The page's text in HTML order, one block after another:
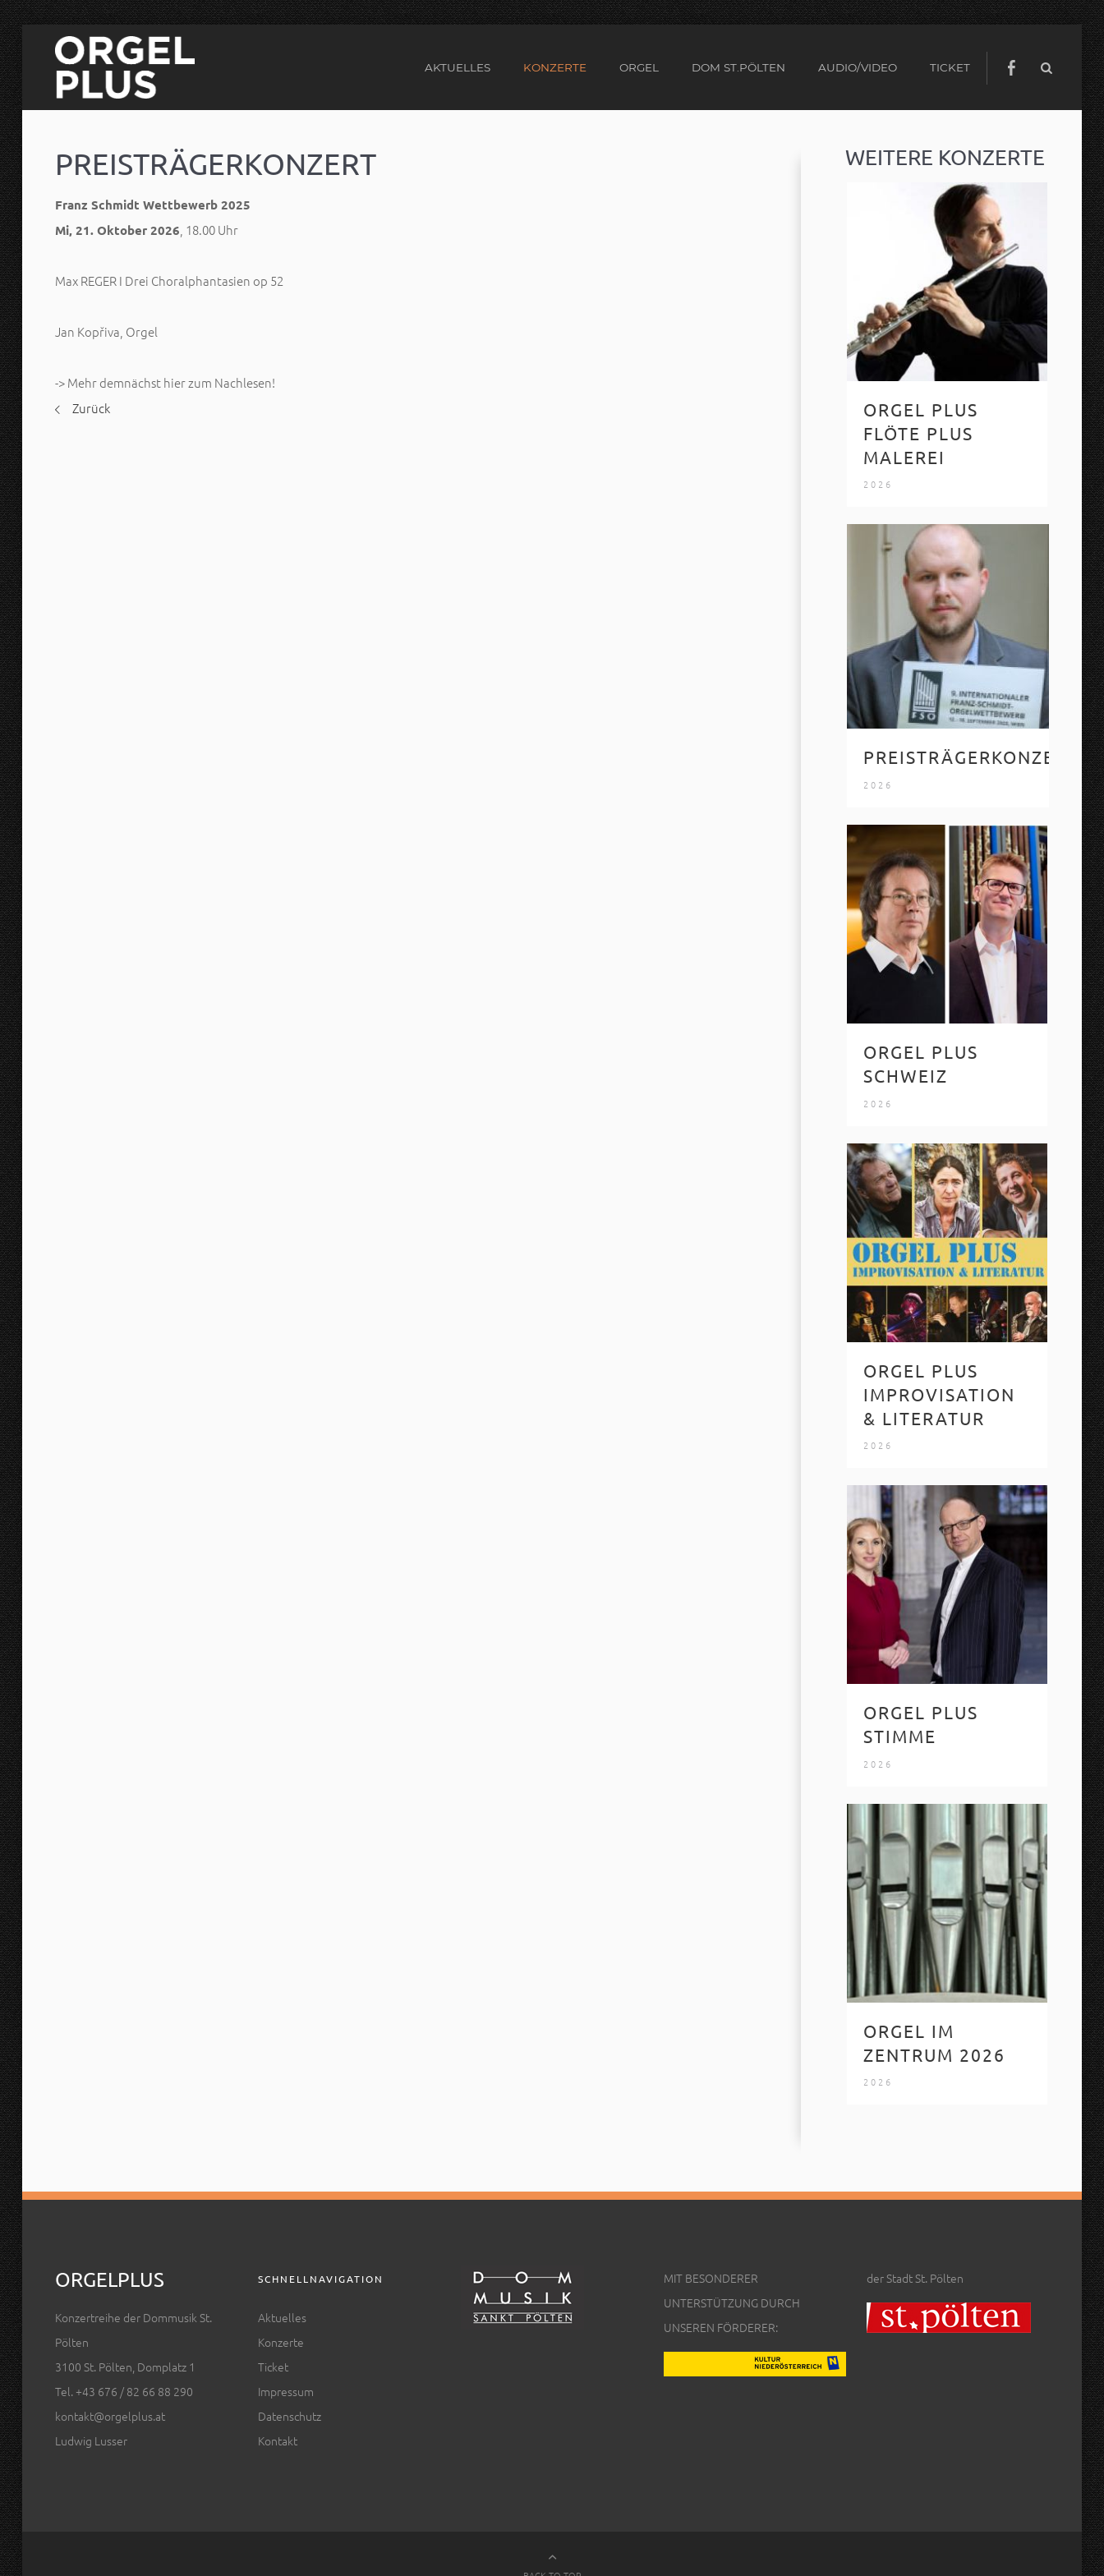
AKTUELLES KONZERTE ORGEL DOM ST.PÖLTEN AUDIO/VIDEO TICKET
PREISTRÄGERKONZERT
Franz Schmidt Wettbewerb 2025
Mi, 21. Oktober 2026 , 18.00 Uhr
Max REGER I Drei Choralphantasien op 52
Jan Kopřiva, Orgel
-> Mehr demnächst hier zum Nachlesen!
Zurück
WEITERE KONZERTE
ORGEL PLUS
FLÖTE PLUS
MALEREI
2026
PREISTRÄGERKONZERT
2026
ORGEL PLUS
SCHWEIZ
2026
ORGEL PLUS
IMPROVISATION
& LITERATUR
2026
ORGEL PLUS
STIMME
2026
ORGEL IM
ZENTRUM 2026
2026
ORGELPLUS
Konzertreihe der Dommusik St.
Pölten
3100 St. Pölten, Domplatz 1
Tel. +43 676 / 82 66 88 290
kontakt@orgelplus.at
Ludwig Lusser
SCHNELLNAVIGATION
Aktuelles
Konzerte
Ticket
Impressum
Datenschutz
Kontakt
MIT BESONDERER
UNTERSTÜTZUNG DURCH
UNSEREN FÖRDERER:
der Stadt St. Pölten